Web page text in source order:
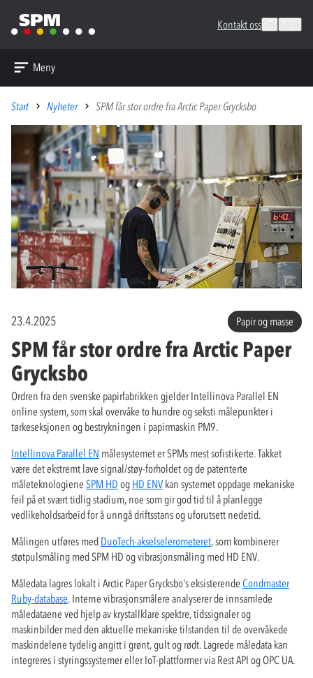
Kontakt oss
Meny
Start Nyheter SPM får stor ordre fra Arctic Paper Grycksbo
23.4.2025 Papir og masse
SPM får stor ordre fra Arctic Paper
Grycksbo
Ordren fra den svenske papirfabrikken gjelder Intellinova Parallel EN
online system, som skal overvåke to hundre og seksti målepunkter i
tørkeseksjonen og bestrykningen i papirmaskin PM9.
Intellinova Parallel EN målesystemet er SPMs mest sofistikerte. Takket
være det ekstremt lave signal/støy-forholdet og de patenterte
måleteknologiene SPM HD og HD ENV kan systemet oppdage mekaniske
feil på et svært tidlig stadium, noe som gir god tid til å planlegge
vedlikeholdsarbeid for å unngå driftsstans og uforutsett nedetid.
Målingen utføres med DuoTech-akselselerometeret, som kombinerer
støtpulsmåling med SPM HD og vibrasjonsmåling med HD ENV.
Måledata lagres lokalt i Arctic Paper Grycksbo's eksisterende Condmaster
Ruby-database. Interne vibrasjonsmålere analyserer de innsamlede
måledataene ved hjelp av krystallklare spektre, tidssignaler og
maskinbilder med den aktuelle mekaniske tilstanden til de overvåkede
maskindelene tydelig angitt i grønt, gult og rødt. Lagrede måledata kan
integreres i styringssystemer eller IoT-plattformer via Rest API og OPC UA.